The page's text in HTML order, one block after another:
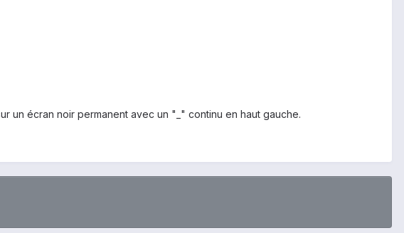
un écran noir permanent avec un "_" continu en haut gauche.